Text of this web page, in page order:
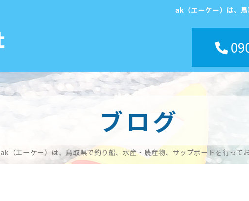
ak（エーケー）は、
ブログ
ak（エーケー）は、鳥取県で釣り船、水産・農産物、サップボードを行ってお